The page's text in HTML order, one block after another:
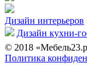
Дизайн интерьеров
Дизайн кухни-
© 2018
Политика